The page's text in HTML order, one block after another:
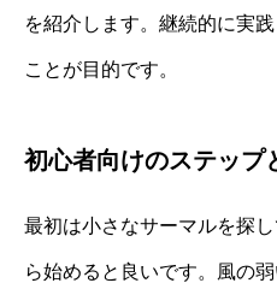
を紹介します。継続的に実
ことが目的です。
初心者向けのステップ
最初は小さなサーマルを探
ら始めると良いです。風の